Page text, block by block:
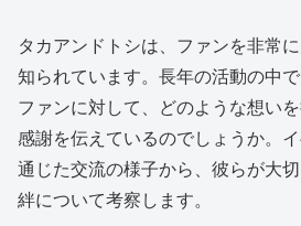
タカアンドトシは、ファンを非常
知られています。長年の活動の中
ファンに対して、どのような想い
感謝を伝えているのでしょうか。
通じた交流の様子から、彼らが大
絆について考察します。